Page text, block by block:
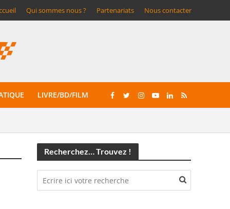
Qui sommes nous ? Partenariats Nous contacter
LIVRE/BD/FILM
Recherchez… Trouvez !